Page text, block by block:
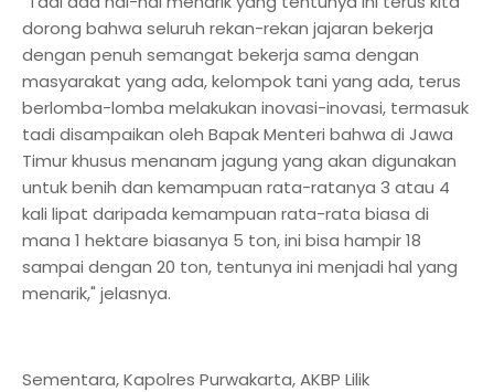
dorong bahwa seluruh rekan-rekan jajaran bekerja
dengan penuh semangat bekerja sama dengan
masyarakat yang ada, kelompok tani yang ada, terus
berlomba-lomba melakukan inovasi-inovasi, termasuk
tadi disampaikan oleh Bapak Menteri bahwa di Jawa
Timur khusus menanam jagung yang akan digunakan
untuk benih dan kemampuan rata-ratanya 3 atau 4
kali lipat daripada kemampuan rata-rata biasa di
mana 1 hektare biasanya 5 ton, ini bisa hampir 18
sampai dengan 20 ton, tentunya ini menjadi hal yang
menarik," jelasnya.
Sementara, Kapolres Purwakarta, AKBP Lilik